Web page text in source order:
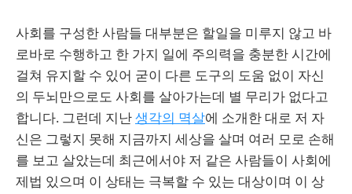
사회를 구성한 사람들 대부분은 할일을 미루지 않고 바
로바로 수행하고 한 가지 일에 주의력을 충분한 시간에
걸쳐 유지할 수 있어 굳이 다른 도구의 도움 없이 자신
의 두뇌만으로도 사회를 살아가는데 별 무리가 없다고
합니다. 그런데 지난생각의 멱살에 소개한 대로 저 자
신은 그렇지 못해 지금까지 세상을 살며 여러 모로 손해
를 보고 살았는데 최근에서야 저 같은 사람들이 사회에
제법 있으며 이 상태는 극복할 수 있는 대상이며 이 상